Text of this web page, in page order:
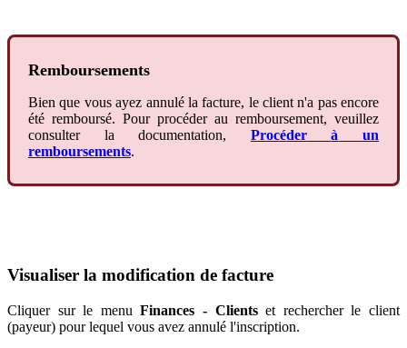
Remboursements
Bien que vous ayez annulé la facture, le client n'a pas encore
été remboursé. Pour procéder au remboursement, veuillez
consulter
la documentation, Procéder à
un
remboursements.
Visualiser la modification de facture
Cliquer sur le menu Finances - Clients et rechercher le client
(payeur) pour lequel vous avez annulé l'inscription.